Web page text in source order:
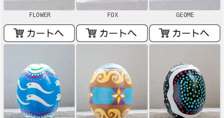
FLOWER FOX GEOME